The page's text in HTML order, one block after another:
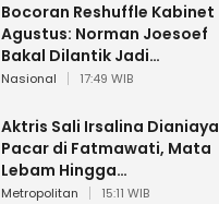
Bocoran Reshuffle Kabinet
Agustus: Norman Joesoef
Bakal Dilantik Jadi
Wamenhan RI
Nasional 17:49 WIB
Aktris Sali Irsalina Dianiaya
Pacar di Fatmawati, Mata
Lebam Hingga
Diselamatkan Polantas
Metropolitan 15:11 WIB